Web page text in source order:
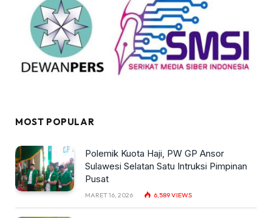
MOST POPULAR
Polemik Kuota Haji, PW GP Ansor
Sulawesi Selatan Satu Intruksi Pimpinan
Pusat
MARET 16, 2026 6,589VIEWS